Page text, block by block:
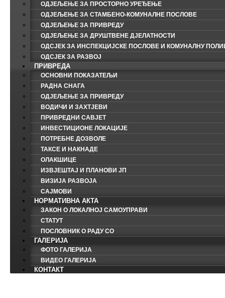
ОДЈЕЉЕЊЕ ЗА ПРОСТОРНО УРЕЂЕЊЕ
ОДЈЕЉЕЊЕ ЗА СТАМБЕНО-КОМУНАЛНЕ ПОСЛОВЕ
ОДЈЕЉЕЊЕ ЗА ПРИВРЕДУ
ОДЈЕЉЕЊЕ ЗА ДРУШТВЕНЕ ДЈЕЛАТНОСТИ
ОДСЈЕК ЗА ИНСПЕКЦИЈСКЕ ПОСЛОВЕ И КОМУНАЛНУ
ОДСЈЕК ЗА РАЗВОЈ
ПРИВРЕДА
ОСНОВНИ ПОКАЗАТЕЉИ
РАДНА СНАГА
ОДЈЕЉЕЊЕ ЗА ПРИВРЕДУ
ВОДИЧИ И ЗАХТЈЕВИ
ПРИВРЕДНИ САВЈЕТ
ИНВЕСТИЦИОНЕ ЛОКАЦИЈЕ
ПОТРЕБНЕ ДОЗВОЛЕ
ТАКСЕ И НАКНАДЕ
ОЛАКШИЦЕ
ИЗВЈЕШТАЈ И ПЛАНОВИ ЈП
ВИЗИЈА РАЗВОЈА
САЈМОВИ
НОРМАТИВНА АКТА
ЗАКОН О ЛОКАЛНОЈ САМОУПРАВИ
СТАТУТ
ПОСЛОВНИК О РАДУ СО
ГАЛЕРИЈА
ФОТО ГАЛЕРИЈА
ВИДЕО ГАЛЕРИЈА
КОНТАКТ